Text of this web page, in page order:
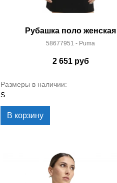
Рубашка поло женская
58677951 - Puma
2 651руб
Размеры в наличии:
S
В корзину